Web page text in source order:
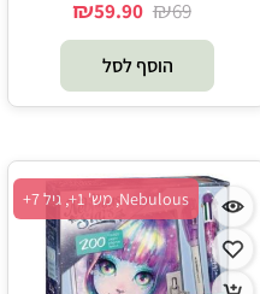
₪69
₪59.90
הוסף לסל
Nebulous, מש' 1+, גיל 7+